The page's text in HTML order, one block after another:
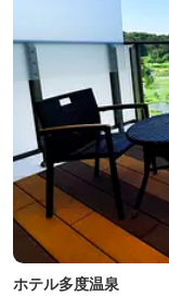
ホテル多度温泉